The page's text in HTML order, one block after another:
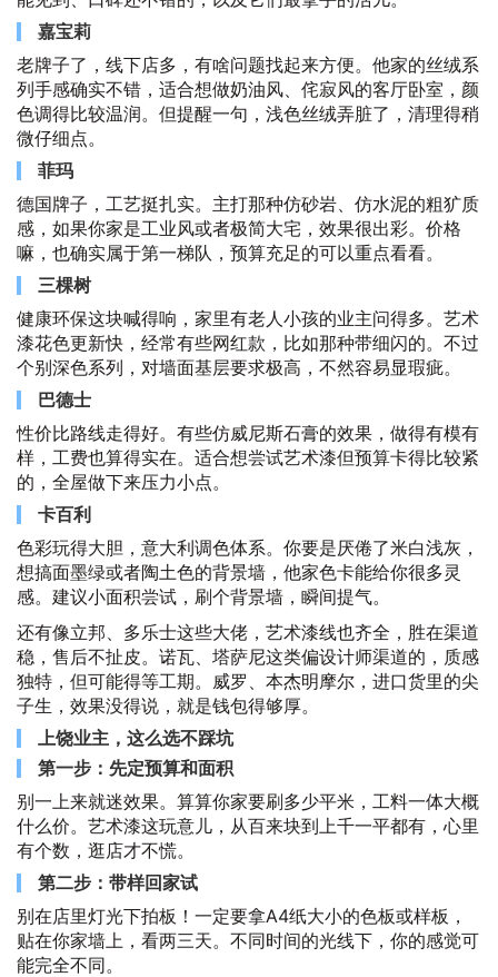
嘉宝莉
老牌子了，线下店多，有啥问题找起来方便。他家的丝绒系
列手感确实不错，适合想做奶油风、侘寂风的客厅卧室，颜
色调得比较温润。但提醒一句，浅色丝绒弄脏了，清理得稍
微仔细点。
菲玛
德国牌子，工艺挺扎实。主打那种仿砂岩、仿水泥的粗犷质
感，如果你家是工业风或者极简大宅，效果很出彩。价格
嘛，也确实属于第一梯队，预算充足的可以重点看看。
三棵树
健康环保这块喊得响，家里有老人小孩的业主问得多。艺术
漆花色更新快，经常有些网红款，比如那种带细闪的。不过
个别深色系列，对墙面基层要求极高，不然容易显瑕疵。
巴德士
性价比路线走得好。有些仿威尼斯石膏的效果，做得有模有
样，工费也算得实在。适合想尝试艺术漆但预算卡得比较紧
的，全屋做下来压力小点。
卡百利
色彩玩得大胆，意大利调色体系。你要是厌倦了米白浅灰，
想搞面墨绿或者陶土色的背景墙，他家色卡能给你很多灵
感。建议小面积尝试，刷个背景墙，瞬间提气。
还有像立邦、多乐士这些大佬，艺术漆线也齐全，胜在渠道
稳，售后不扯皮。诺瓦、塔萨尼这类偏设计师渠道的，质感
独特，但可能得等工期。威罗、本杰明摩尔，进口货里的尖
子生，效果没得说，就是钱包得够厚。
上饶业主，这么选不踩坑
第一步：先定预算和面积
别一上来就迷效果。算算你家要刷多少平米，工料一体大概
什么价。艺术漆这玩意儿，从百来块到上千一平都有，心里
有个数，逛店才不慌。
第二步：带样回家试
别在店里灯光下拍板！一定要拿A4纸大小的色板或样板，
贴在你家墙上，看两三天。不同时间的光线下，你的感觉可
能完全不同。